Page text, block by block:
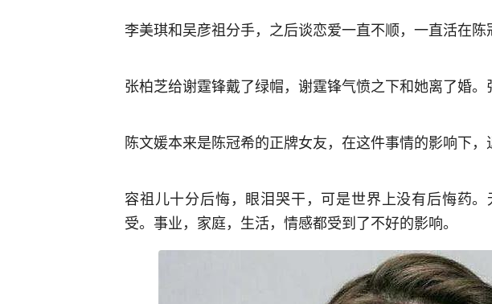
李美琪和吴彦祖分手，之后谈恋爱一直不顺，一直活在陈
张柏芝给谢霆锋戴了绿帽，谢霆锋气愤之下和她离了婚。
陈文媛本来是陈冠希的正牌女友，在这件事情的影响下，
容祖儿十分后悔，眼泪哭干，可是世界上没有后悔药
受。事业，家庭，生活，情感都受到了不好的影响。